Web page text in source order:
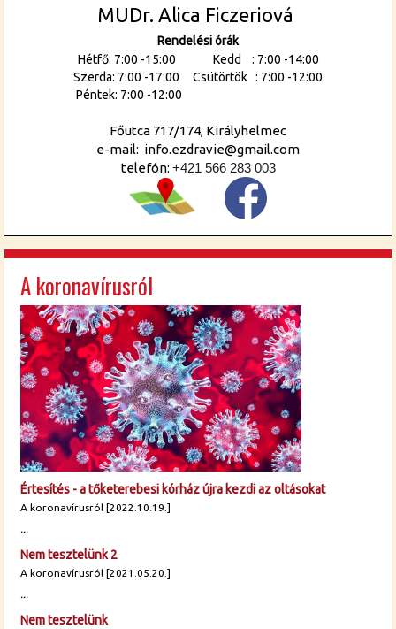
MUDr. Alica Ficzeriová
Rendelési órák
Hétfő: 7:00 -15:00 Kedd : 7:00 -14:00
Szerda: 7:00 -17:00 Csütörtök : 7:00 -12:00
Péntek: 7:00 -12:00
Főutca 717/174, Királyhelmec
e-mail: info.ezdravie@gmail.com
telefón: +421 566 283 003
A koronavírusról
Értesítés - a tőketerebesi kórház újra kezdi az oltásokat
A koronavírusról [2022.10.19.]
...
Nem tesztelünk 2
A koronavírusról [2021.05.20.]
...
Nem tesztelünk